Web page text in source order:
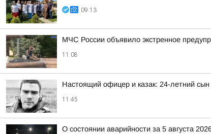
09:13
МЧС России объявило экстренное
11:08
Настоящий офицер и казак: 24-летний
11:45
О состоянии аварийности за 5 августа